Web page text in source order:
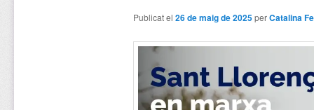
Publicat el 26 de maig de 2025perCatalina